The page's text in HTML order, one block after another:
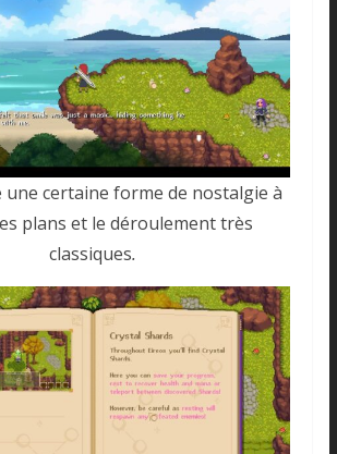
certaine forme de nostalgie à
plans et le déroulement très
classiques.